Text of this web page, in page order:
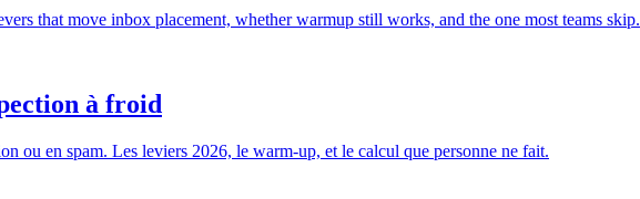
that move inbox placement, whether warmup still works, and the one most teams skip.
à froid
ou en spam. Les leviers 2026, le warm-up, et le calcul que personne ne fait.